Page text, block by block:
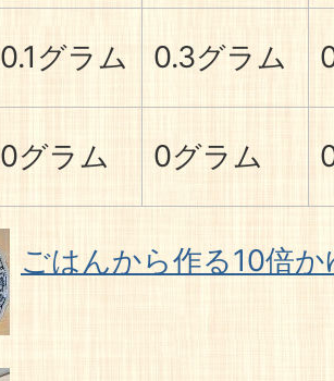
0.1グラム 0.3グラム
0グラム 0グラム
ごはんから作る10倍か